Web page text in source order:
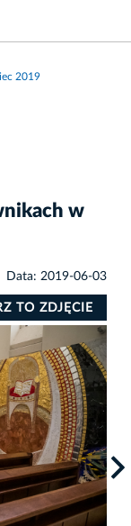
2019
w
Data: 2019-06-03
TO ZDJĘCIE